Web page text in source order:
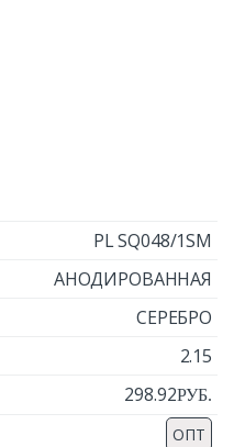
PL SQ048/1SM
АНОДИРОВАННАЯ
СЕРЕБРО
2.15
298.92РУБ.
ОПТ